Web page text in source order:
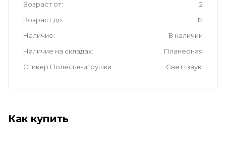
Возраст от
2
Возраст до
12
Наличие
В наличии
Наличие на складах
Планерная
Стикер Полесье-игрушки
Свет+звук!
Как купить